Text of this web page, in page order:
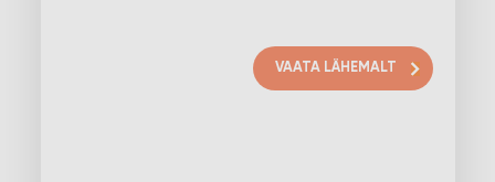
VAATA LÄHEMALT